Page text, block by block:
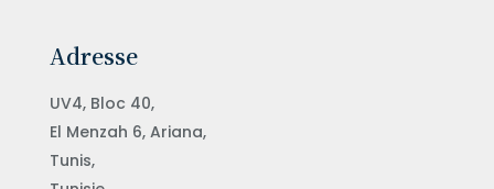
Adresse
UV4, Bloc 40,
El Menzah 6, Ariana,
Tunis,